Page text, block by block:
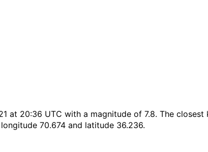
at 20:36 UTC with a magnitude of 7.8. The
70.674 and latitude 36.236.